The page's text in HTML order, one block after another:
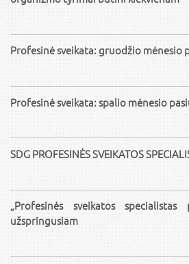
Profesinė sveikata: gruodžio mėnesio
Profesinė sveikata: spalio mėnesio
SDG PROFESINĖS SVEIKATOS
„Profesinės sveikatos
užspringusiam